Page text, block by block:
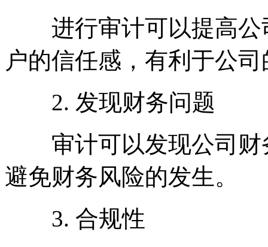
进行审计可以提高公
户的信任感，有利于公
2. 发现财务问题
审计可以发现公司财
避免财务风险的发生。
3. 合规性